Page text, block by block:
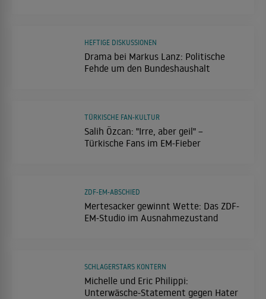
Drama bei Markus Lanz: Politische
Fehde um den Bundeshaushalt
HEFTIGE DISKUSSIONEN
Salih Özcan: "Irre, aber geil" –
Türkische Fans im EM-Fieber
TÜRKISCHE FAN-KULTUR
Mertesacker gewinnt Wette: Das ZDF-
EM-Studio im Ausnahmezustand
ZDF-EM-ABSCHIED
Michelle und Eric Philippi:
Unterwäsche-Statement gegen Hater
SCHLAGERSTARS KONTERN